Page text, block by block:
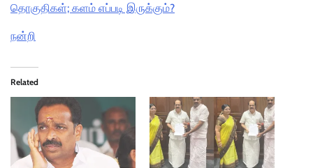
தொகுதிகள்; களம் எப்படி இருக்கும்?
நன்றி
Related